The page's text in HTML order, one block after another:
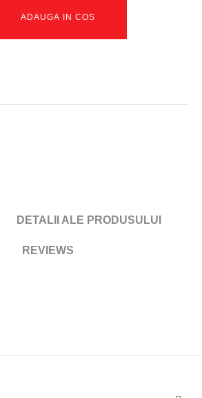
ADAUGA IN COS
DETALII ALE PRODUSULUI
REVIEWS